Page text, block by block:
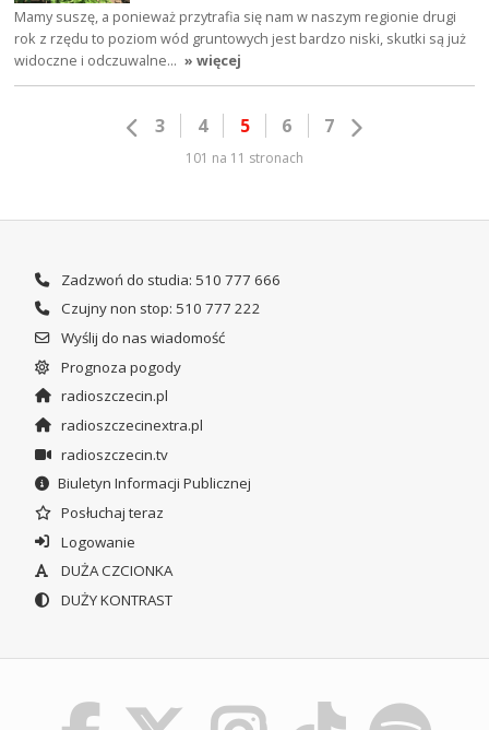
Mamy suszę, a ponieważ przytrafia się nam w naszym regionie drugi
rok z rzędu to poziom wód gruntowych jest bardzo niski, skutki są już
widoczne i odczuwalne… » więcej
3 4 5 6 7
101 na 11 stronach
Zadzwoń do studia: 510 777 666
Czujny non stop: 510 777 222
Wyślij do nas wiadomość
Prognoza pogody
radioszczecin.pl
radioszczecinextra.pl
radioszczecin.tv
Biuletyn Informacji Publicznej
Posłuchaj teraz
Logowanie
DUŻA CZCIONKA
DUŻY KONTRAST